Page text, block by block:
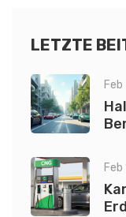
LETZTE
Feb
Feb